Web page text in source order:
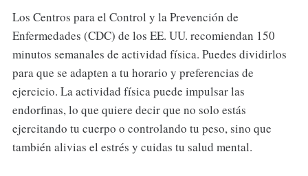
Los Centros para el Control y la Prevención de
Enfermedades (CDC) de los EE. UU. recomiendan 150
minutos semanales de actividad física. Puedes dividirlos
para que se adapten a tu horario y preferencias de
ejercicio. La actividad física puede impulsar las
endorfinas, lo que quiere decir que no solo estás
ejercitando tu cuerpo o controlando tu peso, sino que
también alivias el estrés y cuidas tu salud mental.